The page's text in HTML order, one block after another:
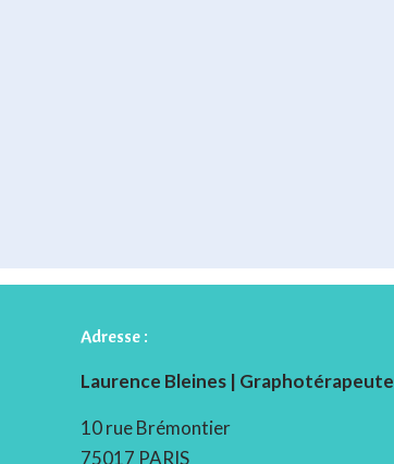
Adresse :
Laurence Bleines | Graphotérapeute
10 rue Brémontier
75017 PARIS